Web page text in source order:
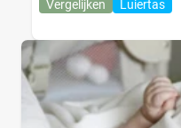
Vergelijken Luiertas